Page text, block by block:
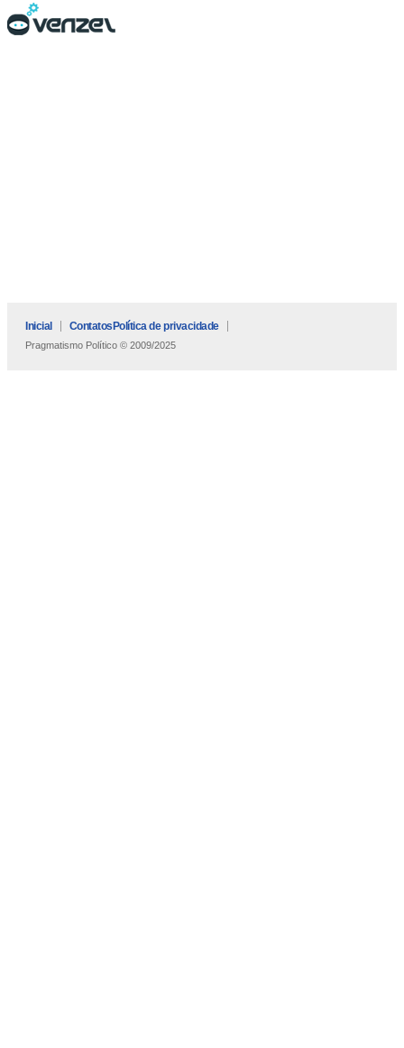
Inicial Contatos Política de privacidade
Pragmatismo Político © 2009/2025